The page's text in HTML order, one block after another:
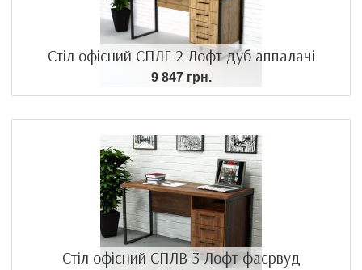
Стіл офісний СПЛГ-2 Лофт дуб аппалачі
9 847 грн.
Стіл офісний СПЛВ-3 Лофт фаєрвуд